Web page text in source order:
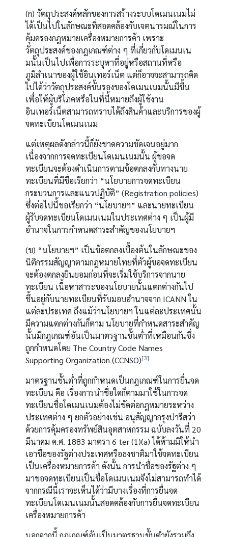
(ก) วัตถุประสงค์หลักของการสร้างระบบโดเมนเนมไม่
ได้เป็นไปในลักษณะที่สอดคล้องกับเจตนารมณ์ในการ
คุ้มครองกฎหมายเครื่องหมายการค้า เพราะ
วัตถุประสงค์ของกฎเกณฑ์ต่าง ๆ ที่เกี่ยวกับโดเมนเน
มนั้นเป็นไปเพื่อการระบุหาที่อยู่หรือสถานที่หรือ
ภูมิลำเนาของผู้ใช้อินเทอร์เน็ต แต่ก็อาจจะสามารถคิด
ไปได้ว่าวัตถุประสงค์ขั้นรองของโดเมนเนมนั้นมีขึ้น
เพื่อให้ผู้บริโภคหรือในที่นี้หมายถึงผู้ใช้งาน
อินเทอร์เน็ตสามารถทราบได้ถึงสินค้าและบริการของผู้
จดทะเบียนโดเมนเนม
แต่เหตุผลดังกล่าวนี้ก็ยังขาดความชัดเจนอยู่มาก
เนื่องจากการจดทะเบียนโดเมนเนมนั้น ผู้ขอจด
ทะเบียนจะต้องดำเนินการตามข้อตกลงกับทางนาย
ทะเบียนที่มีชื่อเรียกว่า “นโยบายการจดทะเบียน
กระบวนการและแนวปฏิบัติ” (Registration policies)
ซึ่งต่อไปนี้ขอเรียกว่า “นโยบายฯ” และนายทะเบียน
ผู้รับจดทะเบียนโดเมนเนมในประเทศต่าง ๆ เป็นผู้มี
อำนาจในการกำหนดสาระสำคัญของนโยบายฯ
(ข) “นโยบายฯ” เป็นข้อตกลงเบื้องต้นในลักษณะของ
นิติกรรมสัญญาตามกฎหมายไทยที่ตัวผู้ขอจดทะเบียน
จะต้องตกลงยินยอมก่อนที่จะเริ่มใช้บริการจากนาย
ทะเบียน เนื้อหาสาระของนโยบายนั้นแตกต่างกันไป
ขึ้นอยู่กับนายทะเบียนที่รับมอบอำนาจจาก ICANN ใน
แต่ละประเทศ ถึงแม้ว่านโยบายฯ ในแต่ละประเทศนั้น
มีความแตกต่างกันก็ตาม นโยบายที่กำหนดสาระสำคัญ
นั้นมีกฎเกณฑ์อันเป็นมาตรฐานขั้นต่ำที่เหมือนกันซึ่ง
ถูกกำหนดโดย The Country Code Names
Supporting Organization (CCNSO)[3]
มาตรฐานขั้นต่ำที่ถูกกำหนดเป็นกฎเกณฑ์ในการยื่นจด
ทะเบียน คือ เรื่องการนำชื่อใดก็ตามมาใช้ในการจด
ทะเบียนชื่อโดเมนเนมต้องไม่ขัดต่อกฎหมายระหว่าง
ประเทศต่าง ๆ ยกตัวอย่างเช่น อนุสัญญากรุงปารีสว่า
ด้วยการคุ้มครองทรัพย์สินอุตสาหกรรม ฉบับลงวันที่ 20
มีนาคม ค.ศ. 1883 มาตรา 6 ter (1)(a) ได้ห้ามมิให้นำ
เอาชื่อของรัฐต่างประเทศหรือธงชาติมาใช้จดทะเบียน
เป็นเครื่องหมายการค้า ดังนั้น การนำชื่อของรัฐต่าง ๆ
มาขอจดทะเบียนเป็นชื่อโดเมนเนมจึงไม่สามารถทำได้
จากกรณีนี้เราจะเห็นได้ว่ามีบางเรื่องที่การยื่นจด
ทะเบียนโดเมนเนมนั้นสอดคล้องกับการยื่นจดทะเบียน
เครื่องหมายการค้า